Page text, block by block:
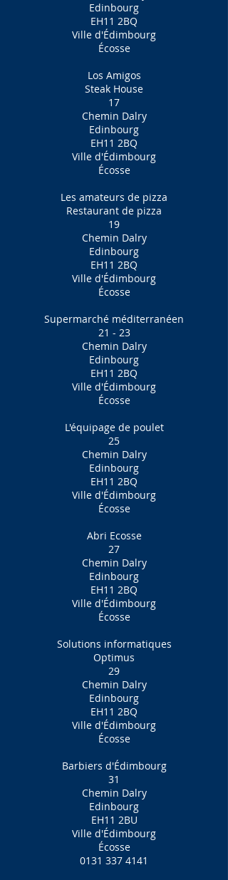
Edinbourg
EH11 2BQ
Ville d'Édimbourg
Écosse
Los Amigos
Steak House
17
Chemin Dalry
Edinbourg
EH11 2BQ
Ville d'Édimbourg
Écosse
Les amateurs de pizza
Restaurant de pizza
19
Chemin Dalry
Edinbourg
EH11 2BQ
Ville d'Édimbourg
Écosse
Supermarché méditerranéen
21 - 23
Chemin Dalry
Edinbourg
EH11 2BQ
Ville d'Édimbourg
Écosse
L'équipage de poulet
25
Chemin Dalry
Edinbourg
EH11 2BQ
Ville d'Édimbourg
Écosse
Abri Ecosse
27
Chemin Dalry
Edinbourg
EH11 2BQ
Ville d'Édimbourg
Écosse
Solutions informatiques
Optimus
29
Chemin Dalry
Edinbourg
EH11 2BQ
Ville d'Édimbourg
Écosse
Barbiers d'Édimbourg
31
Chemin Dalry
Edinbourg
EH11 2BU
Ville d'Édimbourg
Écosse
0131 337 4141